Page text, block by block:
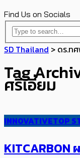
Find Us on Socials
SD Thailand > ดร.ท
Tag
ศรีเอี่ยม
INNOVATIVETOP
KITCARBON